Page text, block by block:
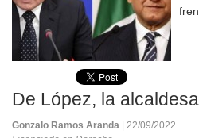
De López, la
Gonzalo Ramos Aranda
| 22/09/2022